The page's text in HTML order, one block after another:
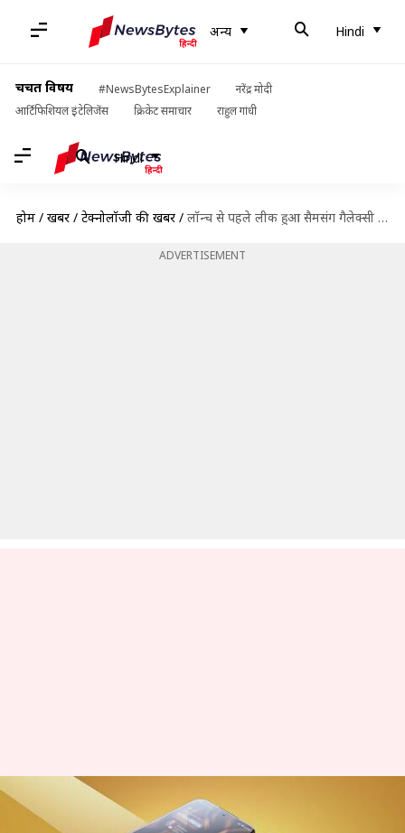
अन्य Hindi
चर्चित विषय #NewsBytesExplainer
नरेंद्र मोदी
आर्टिफिशियल इंटेलिजेंस
क्रिकेट समाचार राहुल गांधी
Hindi
होम / खबरें / टेक्नोलॉजी की खबरें / लॉन्च से पहले लीक हुआ सैमसंग गैलेक्सी S22 सीरीज का डिजाइन, तस्वीरों में देखें
ADVERTISEMENT
लॉन्च से पहले लीक हुआ सैमसंग
गैलेक्सी S22 सीरीज का डिजाइन,